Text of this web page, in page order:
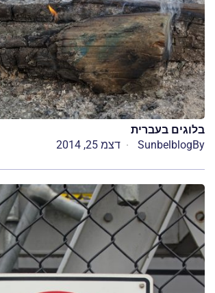
בלוגים בעברית
By
Sunbelblog דצמ 25, 2014